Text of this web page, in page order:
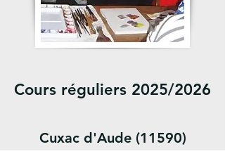
Cours réguliers 2025/2026
Cuxac d'Aude (11590)